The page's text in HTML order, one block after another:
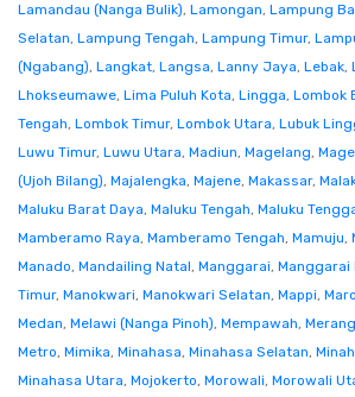
Lamandau (Nanga Bulik), Lamongan, Lampung
Selatan, Lampung Tengah, Lampung Timur,
(Ngabang), Langkat, Langsa, Lanny Jaya, Lebak,
Lhokseumawe, Lima Puluh Kota, Lingga, Lombok
Tengah, Lombok Timur, Lombok Utara, Lubuk
Luwu Timur, Luwu Utara, Madiun, Magelang,
(Ujoh Bilang), Majalengka, Majene, Makassar,
Maluku Barat Daya, Maluku Tengah, Maluku
Mamberamo Raya, Mamberamo Tengah, Mamuju,
Manado, Mandailing Natal, Manggarai, Manggarai
Timur, Manokwari, Manokwari Selatan, Mappi,
Medan, Melawi (Nanga Pinoh), Mempawah,
Metro, Mimika, Minahasa, Minahasa Selatan,
Minahasa Utara, Mojokerto, Morowali, Morowali